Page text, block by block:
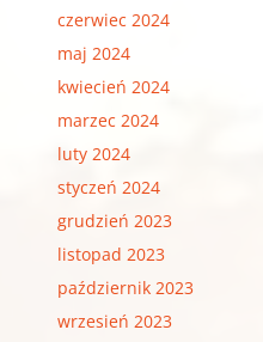
czerwiec 2024
maj 2024
kwiecień 2024
marzec 2024
luty 2024
styczeń 2024
grudzień 2023
listopad 2023
październik 2023
wrzesień 2023